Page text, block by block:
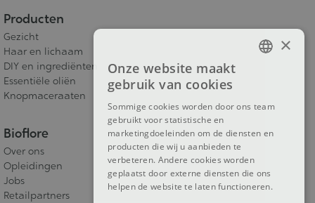
Producten
Gezicht
Haar en lichaam
DIY en ingrediënten
Essentiële oliën
Knopmaceraaten
Bioflore
Over ons
Opleidingen
Jobs
Retailpartners
×
Onze website maakt
gebruik van cookies
Sommige cookies worden door ons team
gebruikt voor statistische en
marketingdoeleinden om de diensten en
producten die wij u aanbieden te
verbeteren. Andere cookies worden
geplaatst door externe diensten die ons
helpen de website te laten functioneren.